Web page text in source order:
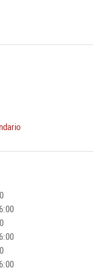
konzert-